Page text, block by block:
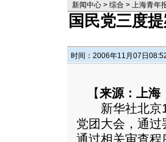
新闻中心 > 综合 > 上海青年
国民党三度
时间：2006年11月07日
【来源：上海
新华社北京11
党团大会，通
通过相关审查程